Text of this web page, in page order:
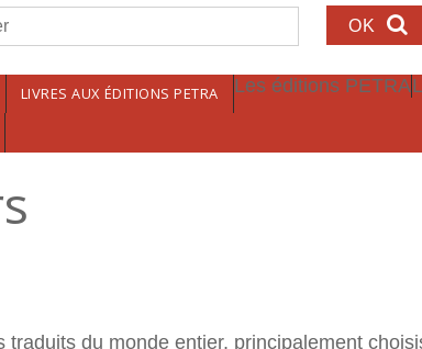
LIVRES AUX ÉDITIONS PETRA Les éditions PETRA
traduits du monde entier, principalement